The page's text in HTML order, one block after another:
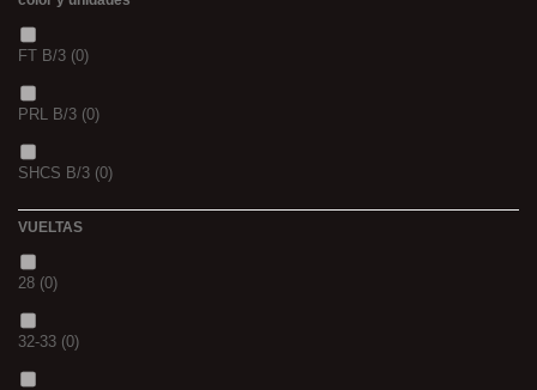
PIÑA
SCOPEX
TUTTI
FT B/3 (0)
PRL B/3 (0)
SHCS B/3 (0)
VUELTAS
28 (0)
32-33 (0)